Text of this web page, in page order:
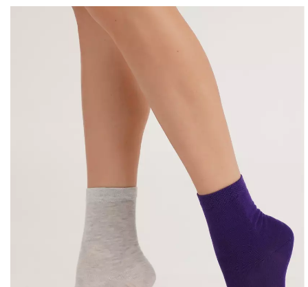
Безшовні легінси з
мікрофібри LEGGINGS 02
789 грн.
Велосипедки з високою
талією TRACKS 01
(чорний) Giulia
549 грн.